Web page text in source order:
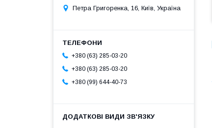
Петра Григоренка, 16, Київ, Україна
+380 (63) 285-03-20
+380 (63) 285-03-20
+380 (99) 644-40-73